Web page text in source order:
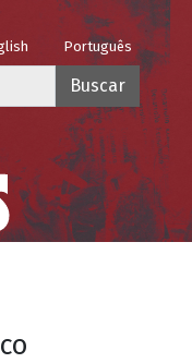
Pasar al
Português